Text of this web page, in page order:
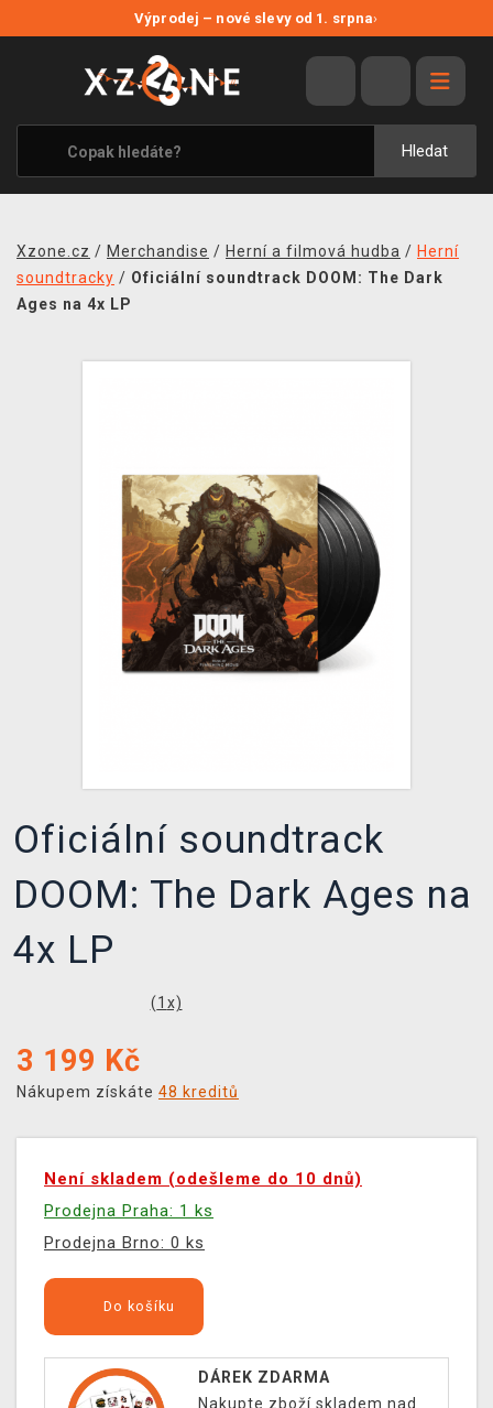
Výprodej – nové slevy od 1. srpna›
Hledat
VÝPRODEJ
VIDEOHRY
XZONE ORIGINALS
TÉMATIKY
MERCHANDISE
XZONE KLUB
TCG & BOARDGAME HUB
VÝKUP HER (BAZAR)
Xzone.cz / Merchandise / Herní a filmová hudba / Herní
soundtracky / Oficiální soundtrack DOOM: The Dark
Ages na 4x LP
Oficiální soundtrack
DOOM: The Dark Ages na
4x LP
(1 x)
3 199 Kč
Nákupem získáte 48 kreditů
Není skladem (odešleme do 10 dnů)
Prodejna Praha: 1 ks
Prodejna Brno: 0 ks
Do košíku
DÁREK ZDARMA
Nakupte zboží skladem nad